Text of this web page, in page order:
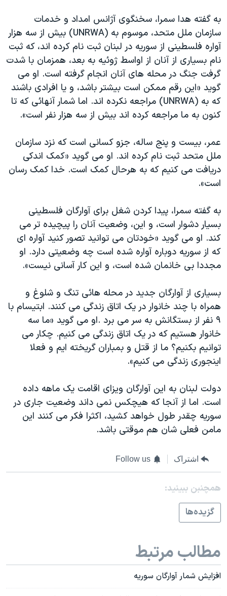
به گفته هدا سمرا، سخنگوی آژانس امداد و خدمات
سازمان ملل متحد، موسوم به (UNRWA) بیش از سه هزار
آواره فلسطینی از سوریه در لبنان ثبت نام کرده اند، که ثبت
نام بسیاری از آنان از اواسط ژوئیه به بعد، همزمان با شدت
گرفت جنگ در محله های آنان انجام گرفته است. او می
گوید «این رقم ممکن است بیشتر باشد، و یا افرادی باشند
که به (UNRWA) مراجعه نکرده اند. اما شمار آنهائی که تا
کنون به ما مراجعه کرده اند بیش از سه هزار نفر است».
عمر، بیست و پنج ساله، جزو کسانی است که نزد سازمان
ملل متحد ثبت نام کرده اند. او می گوید «کمک اندکی
دریافت می کنیم که به هرحال کمک است. خدا کمک رسان
است».
به گفته سمرا، پیدا کردن شغل برای آوارگان فلسطینی
بسیار دشوار است، و این، وضعیت آنان را پیچیده تر می
کند. او می گوید «خودتان می توانید تصور کنید آواره ای
که از سوریه دوباره آواره شده است چه وضعیتی دارد. او
مجددا بی خانمان شده است، و این کار آسانی نیست».
بسیاری از آوارگان جدید در محله هائی تنگ و شلوغ و
همراه با چند خانوار در یک اتاق زندگی می کنند. ابتیسام با
۹ نفر از بستگانش به سر می برد .او می گوید «ما سه
خانوار هستیم که در یک اتاق زندگی می کنیم. چکار می
توانیم بکنیم؟ ما از قتل و بمباران گریخته ایم و فعلا
اینجوری زندگی می کنیم».
دولت لبنان به این آوارگان ویزای اقامت یک ماهه داده
است. اما از آنجا که هیچکس نمی داند وضعیت جاری در
سوریه چقدر طول خواهد کشید، اکثرا فکر می کنند این
مامن فعلی شان هم موقتی باشد.
اشتراک Follow us
همچنبن ببینید:
گزيده‌ها
مطالب مرتبط
افزایش شمار آوارگان سوریه